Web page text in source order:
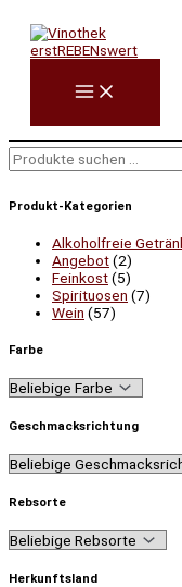
Inhalt
springen
nach:
Produkt-Kategorien
Alkoholfreie
Angebot(2)
Feinkost(5)
Spirituosen (7)
Wein (57)
Farbe
Geschmacksrichtung
Rebsorte
Herkunftsland